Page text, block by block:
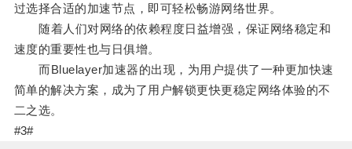
过选择合适的加速节点，即可轻松畅游网络世界。
随着人们对网络的依赖程度日益增强，保证网络稳定和
速度的重要性也与日俱增。
而Bluelayer加速器的出现，为用户提供了一种更加快速
简单的解决方案，成为了用户解锁更快更稳定网络体验的不
二之选。
#3#